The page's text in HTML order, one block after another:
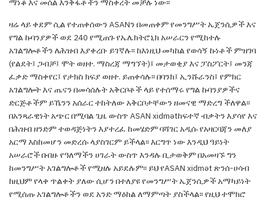
ማነቆ እናመሰል እንቅፋቶችን ማስቀረት መቻሉ ነው፡፡
ዛሬ ላይ ቀደም ሲል የተጠቀሰውንASANን በመጠቀምየመንግሥት ኤጀንሲዎች እና
የግል ኩባንያዎች ወደ 240 የሚጠጉ የኤሌክትሮኒክ አሠራርን የሚከተሉ
አገልግሎቶችንለሕዝብ እያቀረቡ ይገኛሉ፡፡ ከእነዚህ መካከል የወሳኝ ኩነቶች ምዝገባ
(የልደት፤ ጋብቻ፤ ሞት ወዘተ. ማስረጃ ማግኘት)፤ መታወቂያ እና ፓስፖርት፤ መንጃ
ፈቃድ ማስቀየር፤ የታክስ ክፍያ ወዘተ. ይጠቀሳሉ፡፡ በባንክ፤ ኢንሹራንስ፤ የምክር
አገልግሎት እና ጤናን በመሳሰሉት አቅርቦቶች ላይየተሰማሩ የግል ኩባንያዎችና
ድርጅቶችም ይኼንን አሰራርተከትለው አቅርቦታቸውን ዘመናዊ ማድረግ ችለዋል፡፡
በአንጻራዊነት አጭር በሚባል ጊዜ ውስጥ ASAN xidmətከፍተኛ ብቃትን እያሳየ እና
በሕዝብ ዘንድም ተወዳጅነትንእያተረፈ ከመሄድም ባሻገር አዲሱ የአዛርባጃን መለያ
አርማ እስከመሆን መድረሱ ላያስገርም ይችላል፡፡ እርግጥ ነውእንዲህ ዓይነት
አሠራሮች በብዙ የዓለማችን ሀገራት ውስጥ እንዳሉ ቢታወቅም በአመዛኙ ግን
ከመንግሥት አገልግሎቶችየሚዘሉ አይደሉም፡፡ይህ የASAN xidmət ጽንሰ-ሀሳብ
ከዚህም የላቀ ጥልቀት ያለው ሲሆን በተለያዩ የመንግሥትኤጀንሲዎች አማካይነት
የሚሰጡ አገልግሎቶችን ወደ አንድማዕከል ለማምጣት ያስችላል፡፡ የዚህ ተሞክሮ